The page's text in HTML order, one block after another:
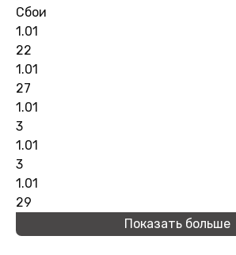
Сбои
1.01
22
1.01
27
1.01
3
1.01
3
1.01
29
Показать больше